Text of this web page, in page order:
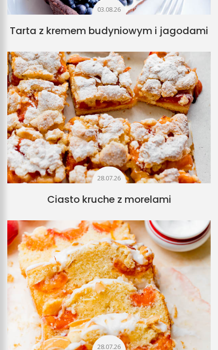
03.08.26
Tarta z kremem budyniowym i jagodami
28.07.26
Ciasto kruche z morelami
28.07.26